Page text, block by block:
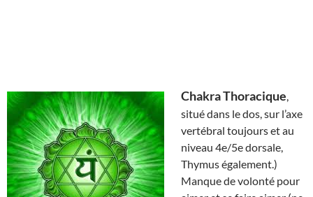
Chakra Thoracique,
situé dans le dos, sur l’axe
vertébral toujours et au
niveau 4e/5e dorsale,
Thymus également.)
Manque de volonté pour